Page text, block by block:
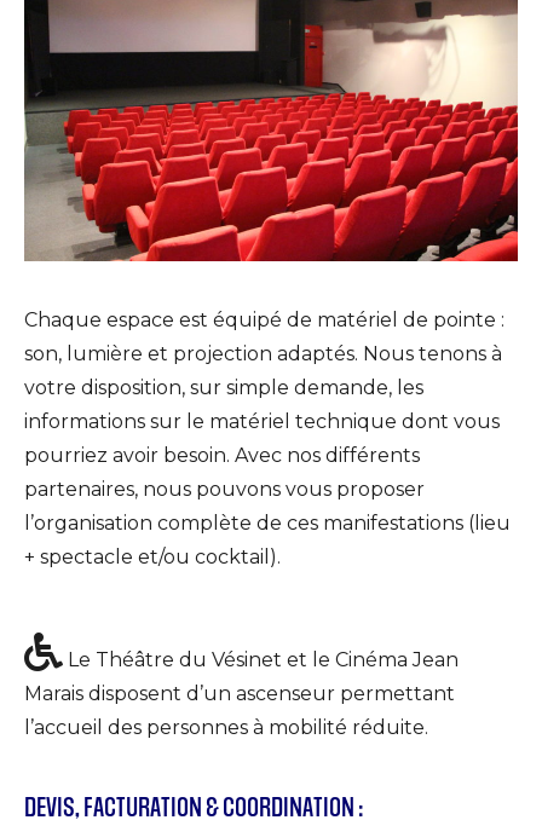
Chaque espace est équipé de matériel de pointe :
son, lumière et projection adaptés. Nous tenons à
votre disposition, sur simple demande, les
informations sur le matériel technique dont vous
pourriez avoir besoin. Avec nos différents
partenaires, nous pouvons vous proposer
l’organisation complète de ces manifestations (lieu
+ spectacle et/ou cocktail).
Le Théâtre du Vésinet et le Cinéma Jean
Marais disposent d’un ascenseur permettant
l’accueil des personnes à mobilité réduite.
DEVIS, FACTURATION & COORDINATION :